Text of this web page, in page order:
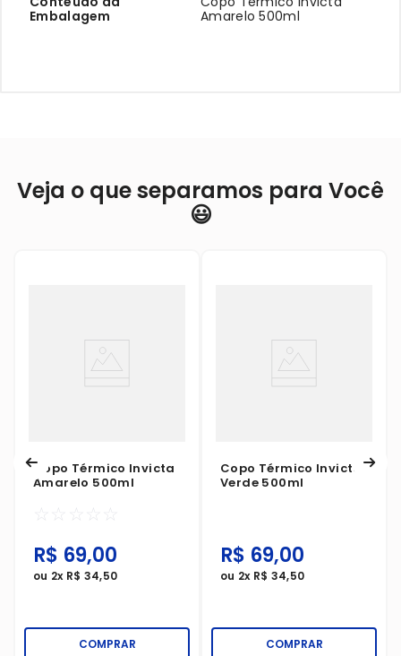
Embalagem
Amarelo 500ml
Veja o que separamos para Você
😃
Copo Térmico Invicta
Amarelo 500ml
☆ ☆ ☆ ☆ ☆
R$ 69,00
ou 2x R$ 34,50
COMPRAR
Copo Térmico Invicta
Verde 500ml
R$ 69,00
ou 2x R$ 34,50
COMPRAR